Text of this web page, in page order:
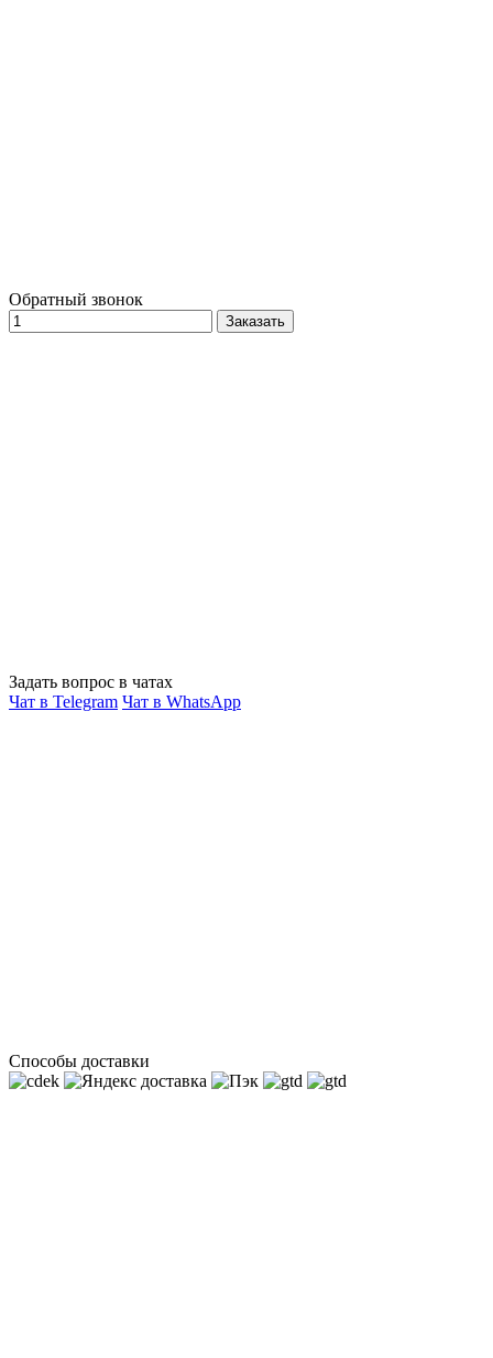
Обратный звонок
Заказать
Задать вопрос в чатах
Чат в Telegram Чат в WhatsApp
Способы доставки